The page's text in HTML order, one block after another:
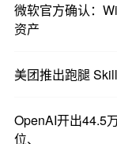
微软官方确认：
资产
美团推出跑腿
OpenAI开出44.5
位、